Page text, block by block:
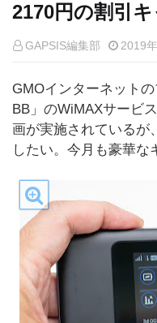
2170円の割引
GAPSIS編集部 2019
GMOインターネット
BB」のWiMAXサービ
画が実施されているが
したい。今月も豪華な